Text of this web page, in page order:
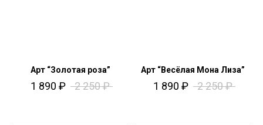
Арт “Золотая роза”
1 890 ₽ 2 250₽
Арт “Весёлая Мона Лиза”
1 890 ₽ 2 250₽